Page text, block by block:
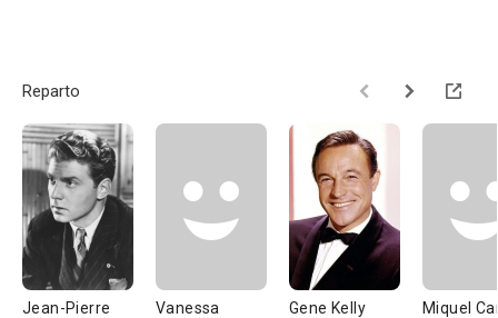
Reparto
Jean-Pierre
Vanessa
Gene Kelly Miquel